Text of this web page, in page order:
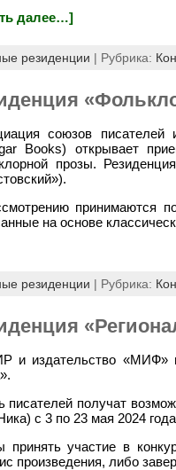
далее…]
резиденции | Рубрика:
союзов
Books) открывает
прозы.
принимаются
на основе
резиденции | Рубрика:
и издательство «МИФ»
писателей получат
с 3 по 23 мая 2024
принять участие в
произведения, либо